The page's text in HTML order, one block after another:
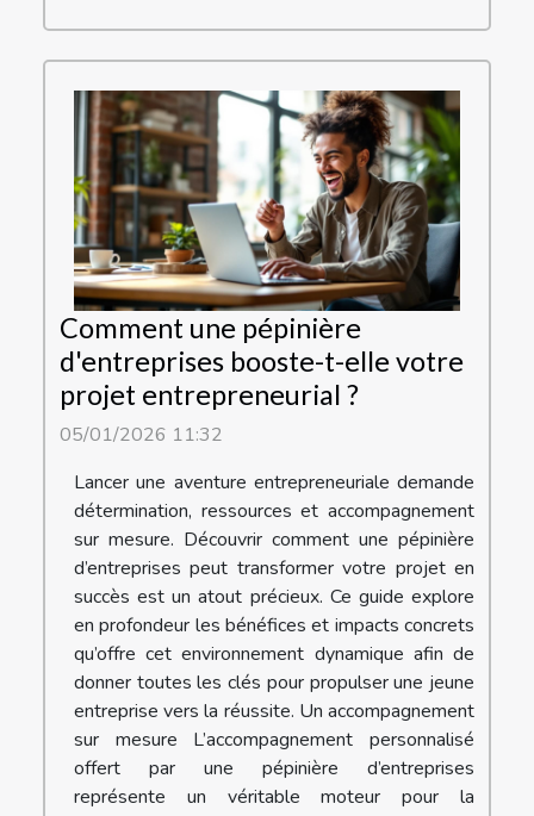
Comment une pépinière
d'entreprises booste-t-elle votre
projet entrepreneurial ?
05/01/2026 11:32
Lancer une aventure entrepreneuriale demande
détermination, ressources et accompagnement
sur mesure. Découvrir comment une pépinière
d’entreprises peut transformer votre projet en
succès est un atout précieux. Ce guide explore
en profondeur les bénéfices et impacts concrets
qu’offre cet environnement dynamique afin de
donner toutes les clés pour propulser une jeune
entreprise vers la réussite. Un accompagnement
sur mesure L’accompagnement personnalisé
offert par une pépinière d’entreprises
représente un véritable moteur pour la